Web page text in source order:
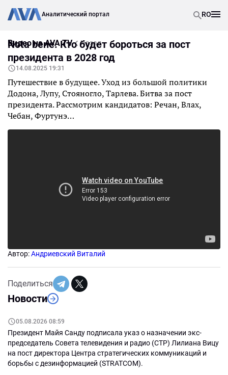
Аналитический портал RO
Видео на AVA TV Назад
Новости
05.08.2026 08:59
Президент Майя Санду подписала указ о назначении экс-
председатель Совета телевидения и радио (СТР) Лилиана Вицу
на пост директора Центра стратегических коммуникаций и
борьбы с дезинформацией (STRATCOM).
Nota bene. Кто будет бороться за пост
президента в 2028 год
14.08.2025 19:31
Путешествие в будущее. Уход из большой политики
Додона, Лупу, Стояногло, Тарлева. Битва за пост
президента. Рассмотрим кандидатов: Речан, Влах,
Чебан, Фуртунэ…
Автор:Андриевский Виталий
Поделиться